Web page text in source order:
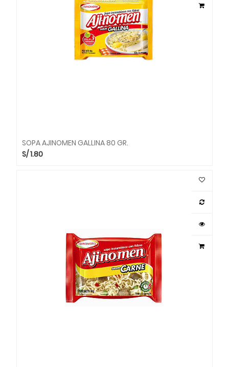
SOPA AJINOMEN GALLINA 80 GR.
S/1.80